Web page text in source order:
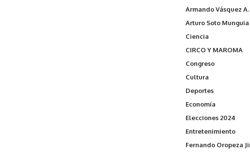
Armando Vásquez A.
Arturo Soto Munguia
Ciencia
CIRCO Y MAROMA
Congreso
Cultura
Deportes
Economía
Elecciones 2024
Entretenimiento
Fernando Oropeza